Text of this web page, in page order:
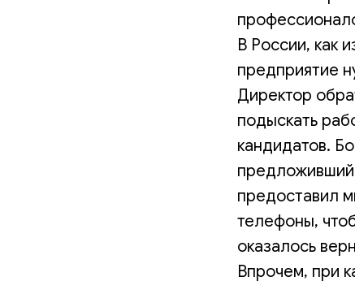
В России, как
предприятие
Директор
подыскать
кандидатов.
предложивший
предоставил
телефоны,
оказалось
Впрочем, при